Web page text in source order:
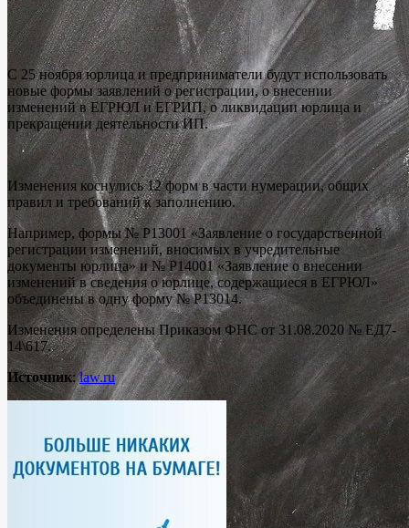
С 25 ноября юрлица и предприниматели будут использовать
новые формы заявлений о регистрации, о внесении
изменений в ЕГРЮЛ и ЕГРИП, о ликвидации юрлица и
прекращении деятельности ИП.
Изменения коснулись 12 форм в части нумерации, общих
правил и требований к заполнению.
Например, формы № Р13001 «Заявление о государственной
регистрации изменений, вносимых в учредительные
документы юрлица» и № Р14001 «Заявление о внесении
изменений в сведения о юрлице, содержащиеся в ЕГРЮЛ»
объединены в одну форму № Р13014.
Изменения определены Приказом ФНС от 31.08.2020 № ЕД7-
14\617.
Источник:law.ru